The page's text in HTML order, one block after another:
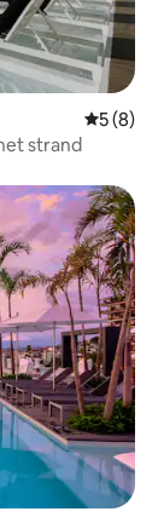
5 (8)
strand